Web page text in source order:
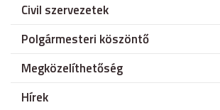
Civil szervezetek
Polgármesteri köszöntő
Megközelíthetőség
Hírek